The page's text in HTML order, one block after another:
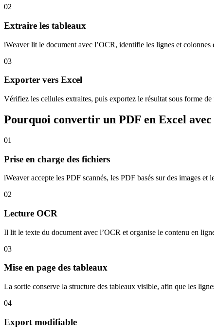
02
Extraire les tableaux
iWeaver lit le document avec l’OCR, identifie les lignes et colonnes
03
Exporter vers Excel
Vérifiez les cellules extraites, puis exportez le résultat sous forme de
Pourquoi convertir un PDF en Excel avec
01
Prise en charge des fichiers
iWeaver accepte les PDF scannés, les PDF basés sur des images et
02
Lecture OCR
Il lit le texte du document avec l’OCR et organise le contenu en
03
Mise en page des tableaux
La sortie conserve la structure des tableaux visible, afin que les
04
Export modifiable